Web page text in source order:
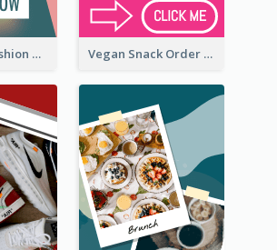
Queer Day Fashion Wide Skyscraper Banner Vegan Snack Order Wide Skyscraper Banner